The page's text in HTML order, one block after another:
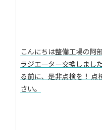
こんにちは整備工場の阿
ラジエーター交換しまし
る前に、是非点検を！ 点
さい。